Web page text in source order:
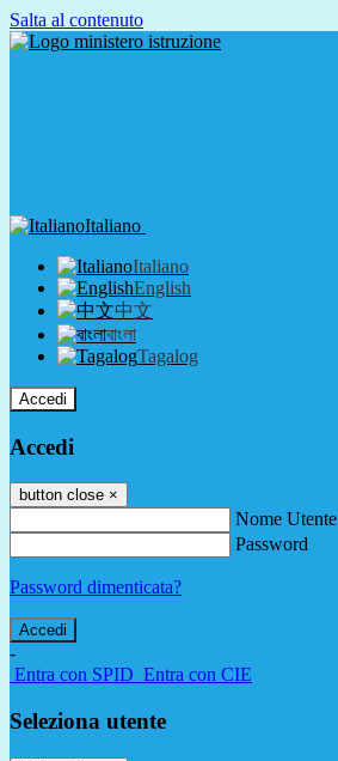
Salta al contenuto
Italiano
Italiano
English
中文
বাংলা
Tagalog
Accedi
Accedi
button close ×
Nome Utente
Password
Password dimenticata?
-
Entra con SPID Entra con CIE
Seleziona utente